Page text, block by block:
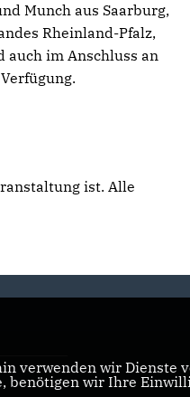
Munch aus Saarburg,
Rheinland-Pfalz,
auch im Anschluss an
ist. Alle
verwenden wir
benötigen wir Ihre